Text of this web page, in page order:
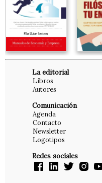
La editorial
Libros
Autores
Comunicación
Agenda
Contacto
Newsletter
Logotipos
Redes sociales